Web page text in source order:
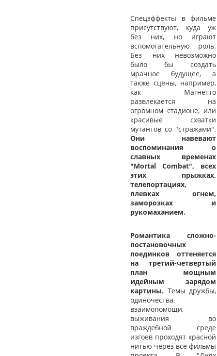
Спецэффекты в фильме
присутствуют, куда уж
без них, но играют
вспомогательную роль.
Без них невозможно
было бы создать
мрачное будущее, а
также сцены, например,
как Магнетто
развлекается на
огромном стадионе, или
красивые схватки
мутантов со "стражами".
Они навевают
воспоминания о
славных временах
"Mortal Combat", всех
этих прыжках,
телепортациях,
плевках огнем,
заморозках и
рукомаханием.
Романтика сложно-
постановочных
поединков оттеняется
на третий-четвертый
план мощным
идейным зарядом
картины. Темы дружбы,
одиночества,
взаимопомощи,
выживания во
враждебной среде
изгоев проходят красной
нитью через все фильмы